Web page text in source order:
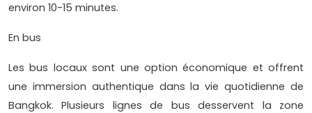
environ 10-15 minutes.
En bus
Les bus locaux sont une option économique et offrent
une immersion authentique dans la vie quotidienne de
Bangkok. Plusieurs lignes de bus desservent la zone